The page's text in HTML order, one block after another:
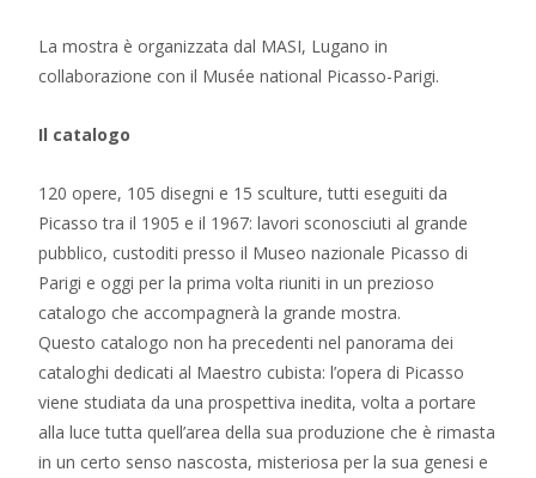
La mostra è organizzata dal MASI, Lugano in
collaborazione con il Musée national Picasso-Parigi.
Il catalogo
120 opere, 105 disegni e 15 sculture, tutti eseguiti da
Picasso tra il 1905 e il 1967: lavori sconosciuti al grande
pubblico, custoditi presso il Museo nazionale Picasso di
Parigi e oggi per la prima volta riuniti in un prezioso
catalogo che accompagnerà la grande mostra.
Questo catalogo non ha precedenti nel panorama dei
cataloghi dedicati al Maestro cubista: l’opera di Picasso
viene studiata da una prospettiva inedita, volta a portare
alla luce tutta quell’area della sua produzione che è rimasta
in un certo senso nascosta, misteriosa per la sua genesi e